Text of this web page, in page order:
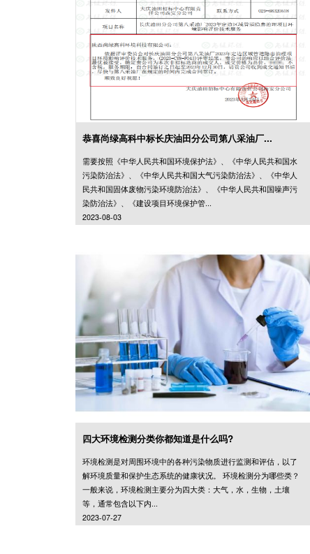
恭喜尚绿高科中标长庆油田分公司第八采油厂...
需要按照《中华人民共和国环境保护法》、《中华人民共和国水
污染防治法》、《中华人民共和国大气污染防治法》、《中华人
民共和国固体废物污染环境防治法》、《中华人民共和国噪声污
染防治法》、《建设项目环境保护管...
2023-08-03
四大环境检测分类你都知道是什么吗?
环境检测是对周围环境中的各种污染物质进行监测和评估，以了
解环境质量和保护生态系统的健康状况。 环境检测分为哪些类？
一般来说，环境检测主要分为四大类：大气，水，生物，土壤
等，通常包含以下内...
2023-07-27